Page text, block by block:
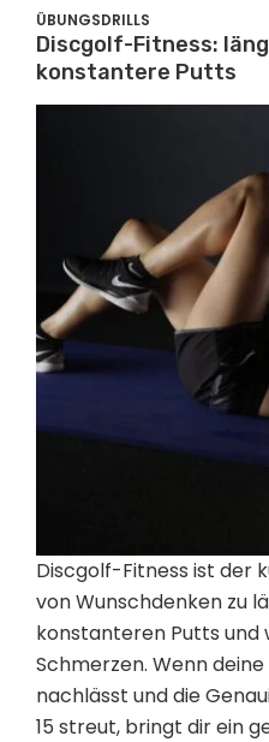
ÜBUNGSDRILLS
Discgolf-Fitness:
konstantere Putts
Discgolf-Fitness ist der
von Wunschdenken zu
konstanteren Putts und
Schmerzen. Wenn deine
nachlässt und die
15 streut, bringt dir ein